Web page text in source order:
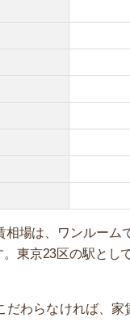
相場は、ワンルーム
。東京23区の駅とし
だわらなければ、家